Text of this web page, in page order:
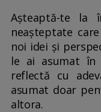
Așteaptă-te la
neașteptate
noi idei și
le ai asumat în
reflectă cu
asumat doar
altora.